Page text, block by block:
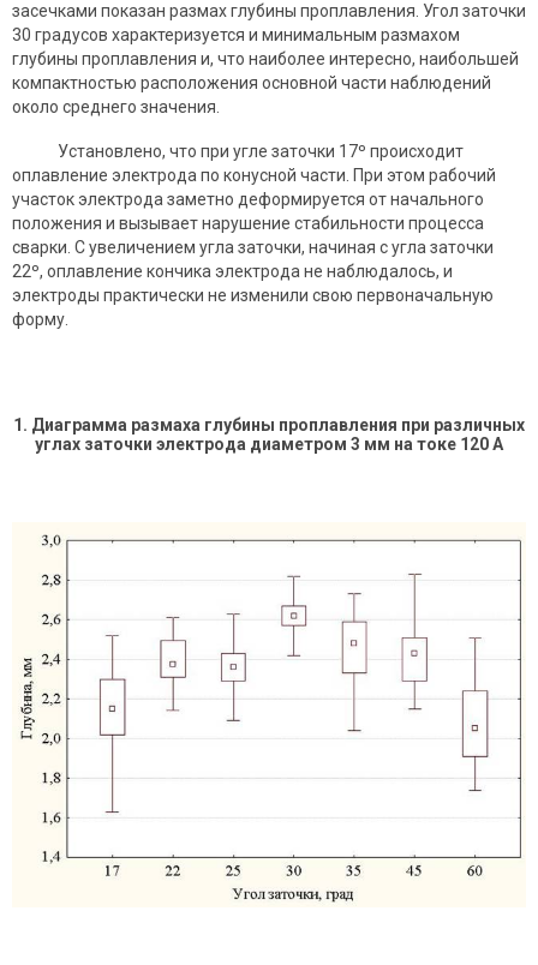
засечками показан размах глубины проплавления. Угол заточки
30 градусов характеризуется и минимальным размахом
глубины проплавления и, что наиболее интересно, наибольшей
компактностью расположения основной части наблюдений
около среднего значения.
Установлено, что при угле заточки 17º происходит
оплавление электрода по конусной части. При этом рабочий
участок электрода заметно деформируется от начального
положения и вызывает нарушение стабильности процесса
сварки. C увеличением угла заточки, начиная с угла заточки
22º, оплавление кончика электрода не наблюдалось, и
электроды практически не изменили свою первоначальную
форму.
1 . Диаграмма размаха глубины проплавления при различных
углах заточки электрода диаметром 3 мм на токе 120 А